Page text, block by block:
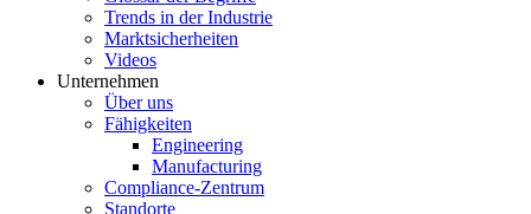
Trends in der Industrie
Marktsicherheiten
Videos
Unternehmen
Über uns
Fähigkeiten
Engineering
Manufacturing
Compliance-Zentrum
Standorte